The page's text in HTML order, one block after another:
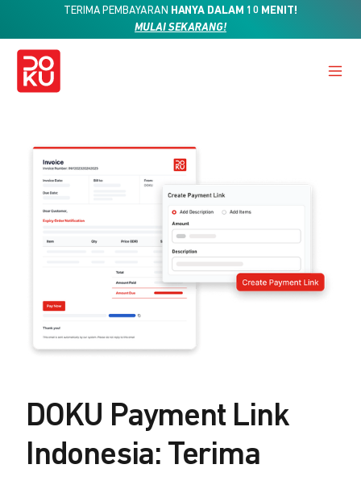
TERIMA PEMBAYARAN HANYA DALAM 10 MENIT!
MULAI SEKARANG!
DOKU Payment Link
Indonesia: Terima